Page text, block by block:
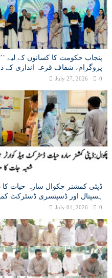
پنجاب حکومت کا کسانوں کے لیے
پروگرام، شفاف قرعہ اندازی کے
July 27, 2026 0
ڈپٹی کمشنر چکوال سارہ حیات کا
ہسپتال اور ڈسپنسری ڈسٹرکٹ
July 01, 2026 0